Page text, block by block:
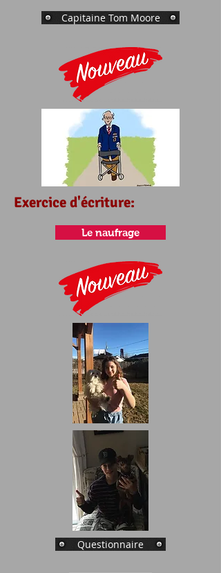
Capitaine Tom Moore
Exercice d'écriture:
Le naufrage
Questionnaire